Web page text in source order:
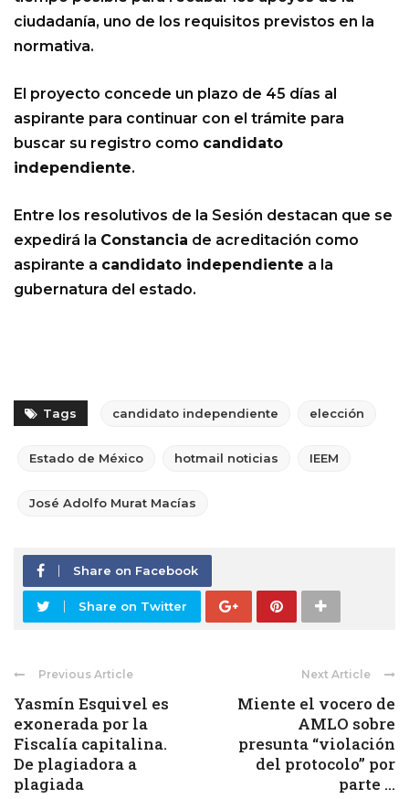
ciudadanía, uno de los requisitos previstos en la
normativa.
El proyecto concede un plazo de 45 días al
aspirante para continuar con el trámite para
buscar su registro como candidato
independiente.
Entre los resolutivos de la Sesión destacan que se
expedirá la Constancia de acreditación como
aspirante a candidato independiente a la
gubernatura del estado.
Tags candidato independiente elección
Estado de México hotmail noticias IEEM
José Adolfo Murat Macías
Share on Facebook
Share on Twitter
Previous Article
Yasmín Esquivel es
exonerada por la
Fiscalía capitalina.
De plagiadora a
plagiada
Next Article
Miente el vocero de
AMLO sobre
presunta “violación
del protocolo” por
parte ...